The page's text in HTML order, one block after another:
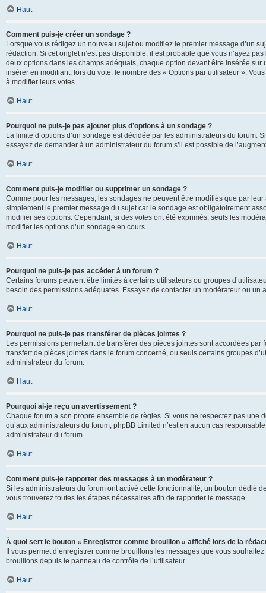
Haut
Comment puis-je créer un sondage ?
Lorsque vous rédigez un nouveau sujet ou modifiez le premier message d’un
rédaction. Si cet onglet n’est pas disponible, il est probable que vous n’ayez
deux options dans les champs adéquats, chaque option devant être insérée
insérer en modifiant, lors du vote, le nombre des « Options par utilisateur ».
à modifier leurs votes.
Haut
Pourquoi ne puis-je pas ajouter plus d’options à un sondage ?
La limite d’options d’un sondage est décidée par les administrateurs du
essayez de demander à un administrateur du forum s’il est possible de
Haut
Comment puis-je modifier ou supprimer un sondage ?
Comme pour les messages, les sondages ne peuvent être modifiés que par
simplement le premier message du sujet car le sondage est obligatoirement
modifier ses options. Cependant, si des votes ont été exprimés, seuls les
modifier les options d’un sondage en cours.
Haut
Pourquoi ne puis-je pas accéder à un forum ?
Certains forums peuvent être limités à certains utilisateurs ou groupes
besoin des permissions adéquates. Essayez de contacter un modérateur ou
Haut
Pourquoi ne puis-je pas transférer de pièces jointes ?
Les permissions permettant de transférer des pièces jointes sont accordées
transfert de pièces jointes dans le forum concerné, ou seuls certains groupes
administrateur du forum.
Haut
Pourquoi ai-je reçu un avertissement ?
Chaque forum a son propre ensemble de règles. Si vous ne respectez pas une
qu’aux administrateurs du forum, phpBB Limited n’est en aucun cas
administrateur du forum.
Haut
Comment puis-je rapporter des messages à un modérateur ?
Si les administrateurs du forum ont activé cette fonctionnalité, un bouton dédié
vous trouverez toutes les étapes nécessaires afin de rapporter le message.
Haut
À quoi sert le bouton « Enregistrer comme brouillon » affiché lors de la
Il vous permet d’enregistrer comme brouillons les messages que vous
brouillons depuis le panneau de contrôle de l’utilisateur.
Haut